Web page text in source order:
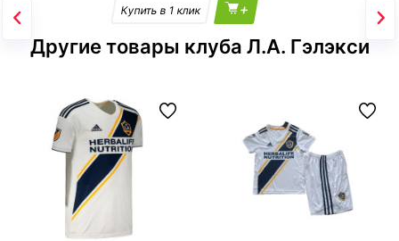
+
Другие товары клуба Л.А. Гэлэкси